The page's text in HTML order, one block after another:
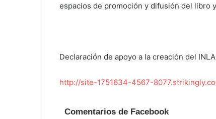
espacios de promoción y difusión del libro
Declaración de apoyo a la creación del
http://site-1751634-4567-
Comentarios de Facebook